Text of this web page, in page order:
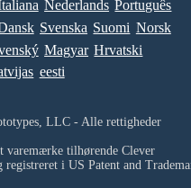
Nederlands Português
Svenska Suomi Norsk
Magyar Hrvatski
eesti
LLC - Alle rettigheder
varemærke tilhørende Clever
registreret i US Patent and